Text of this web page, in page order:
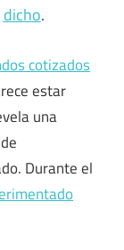
dicho.
cotizados
estar
una
Durante el